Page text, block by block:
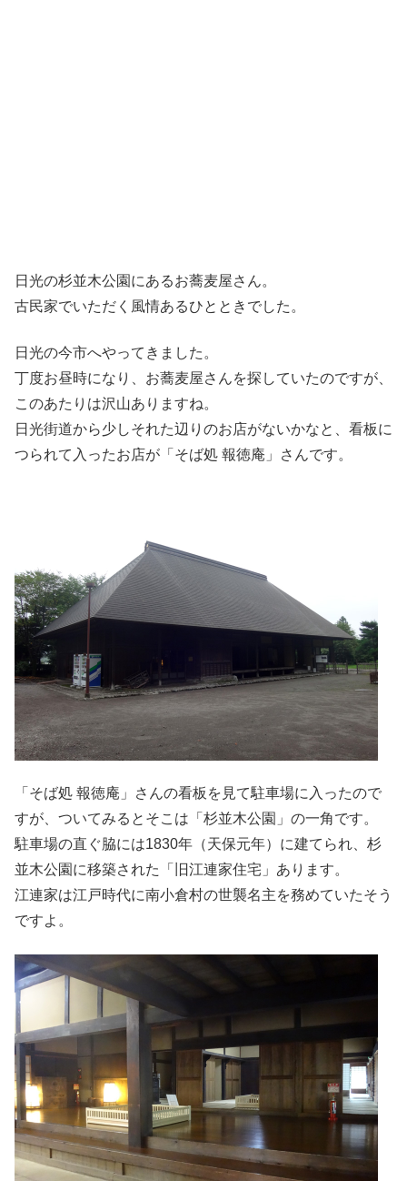
日光の杉並木公園にあるお蕎麦屋さん。
古民家でいただく風情あるひとときでした。
日光の今市へやってきました。
丁度お昼時になり、お蕎麦屋さんを探していたのですが、
このあたりは沢山ありますね。
日光街道から少しそれた辺りのお店がないかなと、看板に
つられて入ったお店が「そば処 報徳庵」さんです。
「そば処 報徳庵」さんの看板を見て駐車場に入ったので
すが、ついてみるとそこは「杉並木公園」の一角です。
駐車場の直ぐ脇には1830年（天保元年）に建てられ、杉
並木公園に移築された「旧江連家住宅」あります。
江連家は江戸時代に南小倉村の世襲名主を務めていたそう
ですよ。